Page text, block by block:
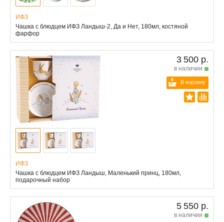
ИФЗ
Чашка с блюдцем ИФЗ Ландыш-2, Да и Нет, 180мл, костяной
фарфор
3 500 р.
в наличии
В корзину
ИФЗ
Чашка с блюдцем ИФЗ Ландыш, Маленький принц, 180мл,
подарочный набор
5 550 р.
в наличии